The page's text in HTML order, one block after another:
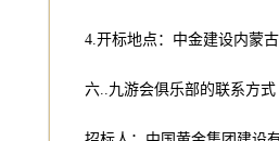
4.开标地点：中金建设内蒙
六..九游会俱乐部的联系方式